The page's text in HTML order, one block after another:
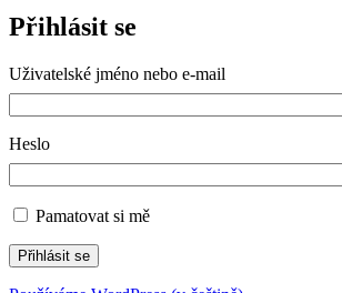
Přihlásit se
Uživatelské jméno nebo e-mail
Heslo
Pamatovat si mě
Přihlásit se